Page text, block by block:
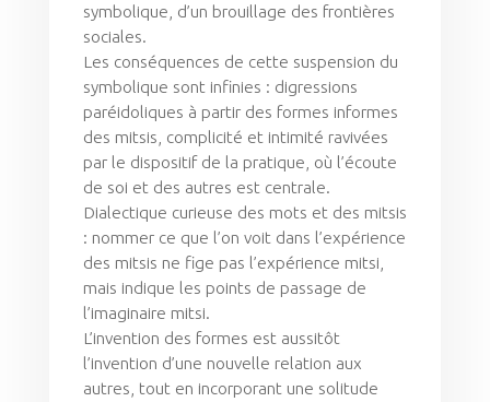
symbolique, d’un brouillage des frontières
sociales.
Les conséquences de cette suspension du
symbolique sont infinies : digressions
paréidoliques à partir des formes informes
des mitsis, complicité et intimité ravivées
par le dispositif de la pratique, où l’écoute
de soi et des autres est centrale.
Dialectique curieuse des mots et des mitsis
: nommer ce que l’on voit dans l’expérience
des mitsis ne fige pas l’expérience mitsi,
mais indique les points de passage de
l’imaginaire mitsi.
L’invention des formes est aussitôt
l’invention d’une nouvelle relation aux
autres, tout en incorporant une solitude